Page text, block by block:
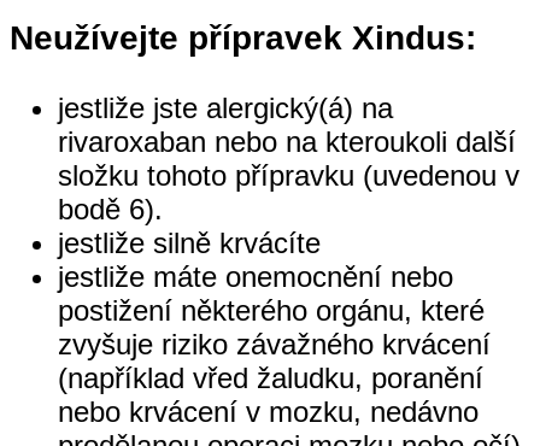
Neužívejte přípravek Xindus:
jestliže jste alergický(á) na
rivaroxaban nebo na kteroukoli další
složku tohoto přípravku (uvedenou v
bodě 6).
jestliže silně krvácíte
jestliže máte onemocnění nebo
postižení některého orgánu, které
zvyšuje riziko závažného krvácení
(například vřed žaludku, poranění
nebo krvácení v mozku, nedávno